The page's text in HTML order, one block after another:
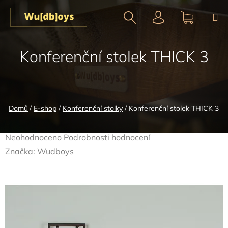
Přejít
obsah
KOŠÍK
Domů / E-shop / Konferenční stolky / Konferenční stolek THICK 3
Konferenční stolek THICK 3
Průměrné
hodnocení
Neohodnoceno Podrobnosti hodnocení
Značka: Wudboys